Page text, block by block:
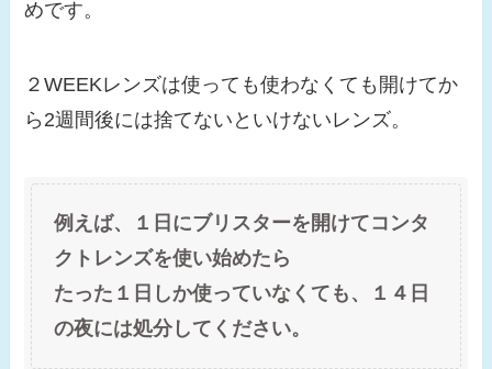
めです。
２WEEKレンズは使っても使わなくても開けてか
ら2週間後には捨てないといけないレンズ。
例えば、１日にブリスターを開けてコンタ
クトレンズを使い始めたら
たった１日しか使っていなくても、１４日
の夜には処分してください。